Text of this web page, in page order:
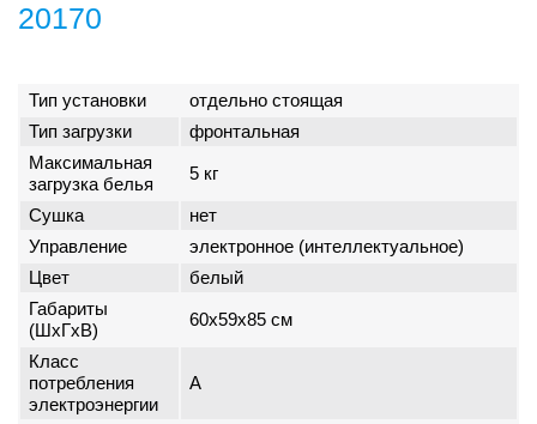
20170
Тип установки
отдельно стоящая
Тип загрузки
фронтальная
Максимальная
загрузка белья
5 кг
Сушка
нет
Управление
электронное (интеллектуальное)
Цвет
белый
Габариты
(ШxГxВ)
60x59x85 см
Класс
потребления
электроэнергии
A